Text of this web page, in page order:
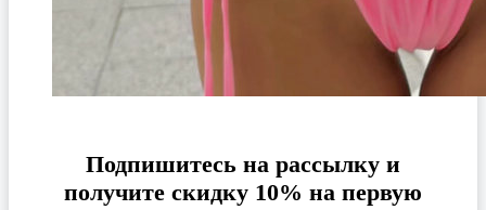
Подпишитесь на рассылку и
получите скидку 10% на первую